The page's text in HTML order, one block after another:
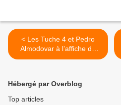
< Les Tuche 4 et Pedro
Almodovar à l’affiche du
cinéma Jacques Prévert
Hébergé par Overblog
Top articles